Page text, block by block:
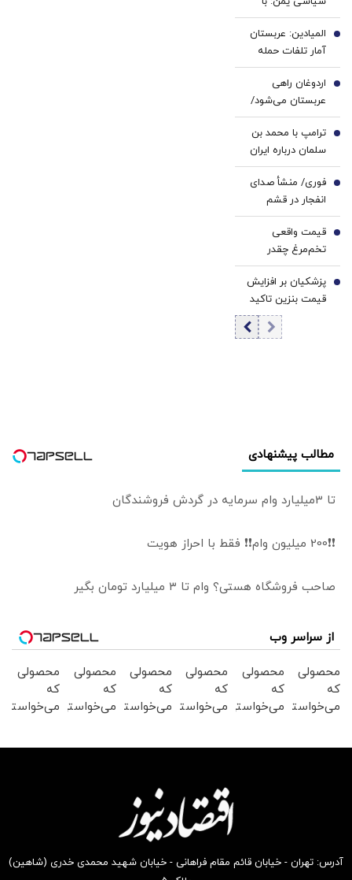
ترمیم
کننده
23
روزه
ساخت!
محاصره و تشدید
تنش، مقابله به
مثل می‌کنیم
المیادین: عربستان
آمار تلفات حمله
انصارالله را محرمانه
کرد
2
اردوغان راهی
عربستان می‌شود/
دیدار با محمد
بن‌سلمان در ریاض
3
ترامپ با محمد بن
سلمان درباره ایران
گفت‌وگو می‌کند/
جزئیات تماس
تلفنی
4
فوری/ منشأ صدای
انفجار در قشم
مشخص شد/ مقابه
با اهداف دشمن در
ورودی تنگه هرمز
5
قیمت واقعی
تخم‌مرغ چقدر
است؟/ مصرف
روزانه ۳ هزار و ۳۰۰
تن تخم مرغ در
6
پزشکیان بر افزایش
قیمت بنزین تاکید
7
مطالب پیشنهادی
تا 3میلیارد وام سرمایه در گردش فروشندگان
❗❗200 میلیون وام❗❗ فقط با احراز هویت
صاحب فروشگاه هستی؟ وام تا ۳ میلیارد تومان بگیر
از سراسر وب
محصولی
که
می‌خواستی
محصولی
که
می‌خواستی
محصولی
که
می‌خواستی
بخر !
محصولی
که
می‌خواستی
بخر !
محصولی
که
می‌خواستی
محصولی
که
می‌خواستی
آدرس: تهران - خیابان قائم مقام فراهانی - خیابان شهید محمدی خدری (شاهین)